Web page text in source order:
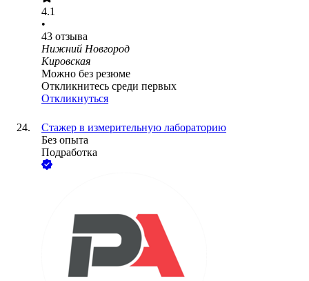
4.1
•
43 отзыва
Нижний Новгород
Кировская
Можно без резюме
Откликнитесь среди первых
Откликнуться
Стажер в измерительную лабораторию
Без опыта
Подработка